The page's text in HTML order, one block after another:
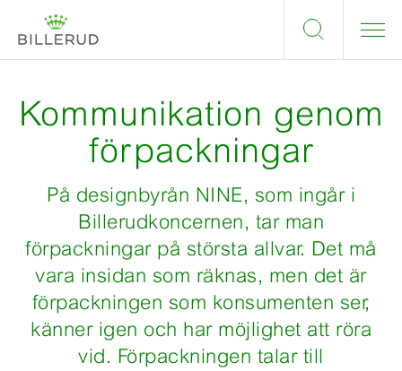
Kommunikation genom
förpackningar
På designbyrån NINE, som ingår i
Billerudkoncernen, tar man
förpackningar på största allvar. Det må
vara insidan som räknas, men det är
förpackningen som konsumenten ser,
känner igen och har möjlighet att röra
vid. Förpackningen talar till